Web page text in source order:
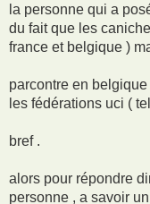
g
e
la personne qui a
du fait que les
france et belgique )
parcontre en
les fédérations uci (
bref .
alors pour répondre
personne , a savoir